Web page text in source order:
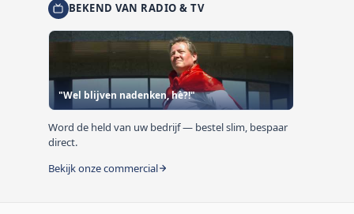
BEKEND VAN RADIO & TV
"Wel blijven nadenken, hè?!"
Word de held van uw bedrijf — bestel slim, bespaar
direct.
Bekijk onze commercial